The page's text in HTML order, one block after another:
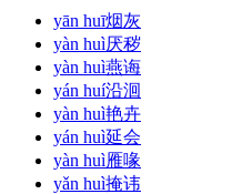
yān huī烟灰
yàn huì厌秽
yàn huì燕诲
yán huí沿洄
yàn huì艳卉
yán huì延会
yàn huì雁喙
yǎn huì掩讳